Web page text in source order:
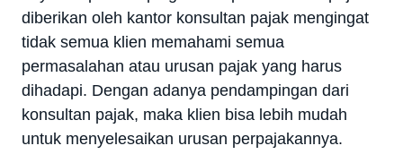
diberikan oleh kantor konsultan pajak mengingat
tidak semua klien memahami semua
permasalahan atau urusan pajak yang harus
dihadapi. Dengan adanya pendampingan dari
konsultan pajak, maka klien bisa lebih mudah
untuk menyelesaikan urusan perpajakannya.